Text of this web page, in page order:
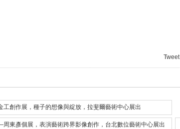
Tweet
工創作展，種子的想像與綻放，拉斐爾藝術中心展出
周東彥個展，表演藝術跨界影像創作，台北數位藝術中心展出